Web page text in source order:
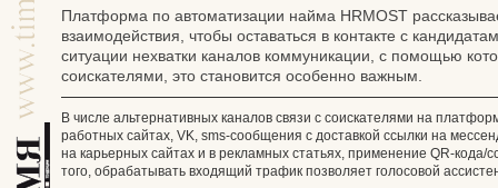
Платформа по автоматизации найма HRMOST
взаимодействия, чтобы оставаться в контакте с
ситуации нехватки каналов коммуникации, с помощью
соискателями, это становится особенно важным.
В числе альтернативных каналов связи с соискателями на
работных сайтах, VK, sms-сообщения с доставкой ссылки на
на карьерных сайтах и в рекламных статьях, применение QR-
того, обрабатывать входящий трафик позволяет голосовой